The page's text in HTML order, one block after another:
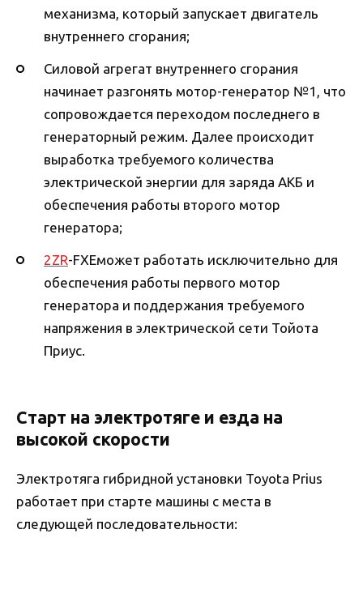
механизма, который запускает двигатель
внутреннего сгорания;
Силовой агрегат внутреннего сгорания
начинает разгонять мотор-генератор №1, что
сопровождается переходом последнего в
генераторный режим. Далее происходит
выработка требуемого количества
электрической энергии для заряда АКБ и
обеспечения работы второго мотор
генератора;
2ZR-FXEможет работать исключительно для
обеспечения работы первого мотор
генератора и поддержания требуемого
напряжения в электрической сети Тойота
Приус.
Старт на электротяге и езда на
высокой скорости
Электротяга гибридной установки Toyota Prius
работает при старте машины с места в
следующей последовательности: